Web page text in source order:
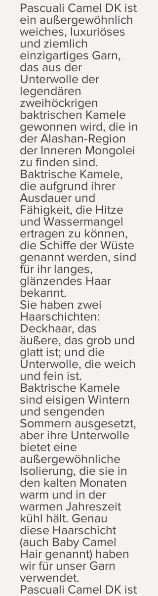
Pascuali Camel DK ist
ein außergewöhnlich
weiches, luxuriöses
und ziemlich
einzigartiges Garn,
das aus der
Unterwolle der
legendären
zweihöckrigen
baktrischen Kamele
gewonnen wird, die in
der Alashan-Region
der Inneren Mongolei
zu finden sind.
Baktrische Kamele,
die aufgrund ihrer
Ausdauer und
Fähigkeit, die Hitze
und Wassermangel
ertragen zu können,
die Schiffe der Wüste
genannt werden, sind
für ihr langes,
glänzendes Haar
bekannt.
Sie haben zwei
Haarschichten:
Deckhaar, das
äußere, das grob und
glatt ist; und die
Unterwolle, die weich
und fein ist.
Baktrische Kamele
sind eisigen Wintern
und sengenden
Sommern ausgesetzt,
aber ihre Unterwolle
bietet eine
außergewöhnliche
Isolierung, die sie in
den kalten Monaten
warm und in der
warmen Jahreszeit
kühl hält. Genau
diese Haarschicht
(auch Baby Camel
Hair genannt) haben
wir für unser Garn
verwendet.
Pascuali Camel DK ist